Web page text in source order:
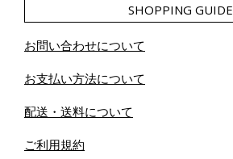
SHOPPING GUIDE
お問い合わせについて
お支払い方法について
配送・送料について
ご利用規約